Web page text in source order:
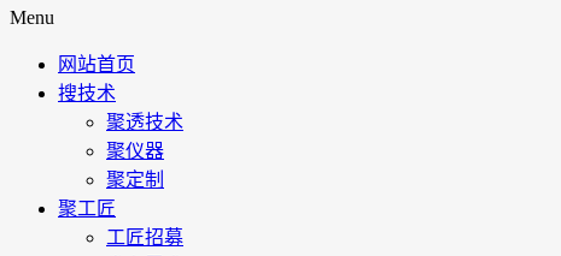
Menu
网站首页
搜技术
聚透技术
聚仪器
聚定制
聚工匠
工匠招募